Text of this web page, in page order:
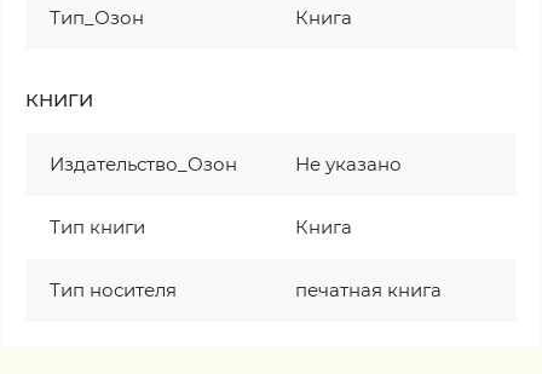
Тип_Озон Книга
КНИГИ
Издательство_Озон Не указано
Тип книги Книга
Тип носителя печатная книга